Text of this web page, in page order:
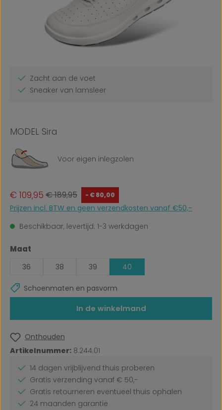
Zacht aan de voet
Sneaker van lamsleer
MODEL Sira
Voor eigen inlegzolen
Verkoopprijs:
€ 109,95 Normale prijs:
€ 189,95 - € 80,00
Prijzen incl. BTW en geen verzendkosten vanaf €50,-
Beschikbaar, levertijd: 1-3 werkdagen
Selecteer
Maat
36 38 39 40
Schoenmaten en pasvorm
In de winkelmand
Onthouden
Artikelnummer: 8.244.01
14 dagen vrijblijvend thuis proberen
Gratis verzending vanaf € 50,-
Gratis retourneren eventueel thuis ophalen
24 maanden garantie